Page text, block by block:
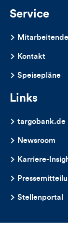
Service
Kontakt
Speisepläne
Links
targobank.de
Newsroom
Karriere-
Stellenportal